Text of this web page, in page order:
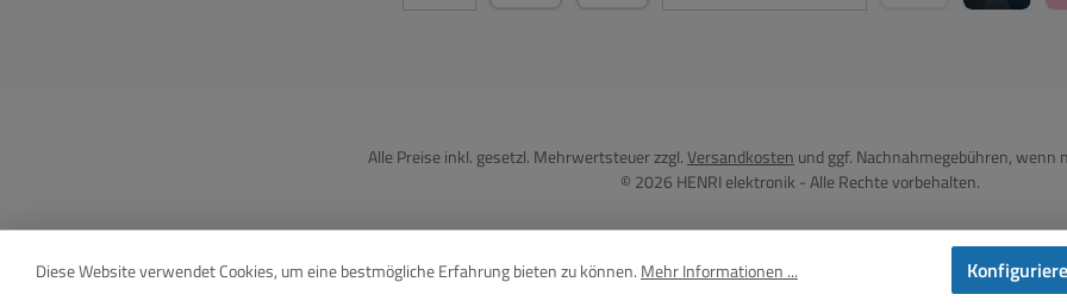
Alle Preise inkl. gesetzl. Mehrwertsteuer zzgl.Versandkosten und ggf. Nachnahmegebühren, wenn
© 2026 HENRI elektronik - Alle Rechte vorbehalten.
Diese Website verwendet Cookies, um eine bestmögliche Erfahrung bieten zu können. Mehr Informationen ...